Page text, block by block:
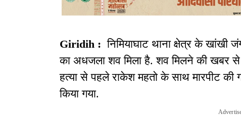
Giridih :निमियाघाट थाना क्षेत्र के खांखी
का अधजला शव मिला है. शव मिलने की खबर
हत्या से पहले राकेश महतो के साथ मारपीट
किया गया.